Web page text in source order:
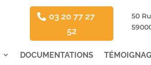
03 20 77 27
52
50
DOCUMENTATIONS